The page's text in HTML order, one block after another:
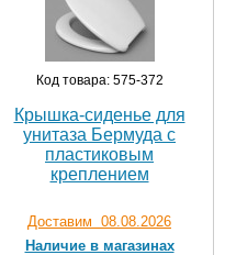
Код товара: 575-372
Крышка-сиденье для
унитаза Бермуда с
пластиковым
креплением
Доставим 08.08.2026
Наличие в магазинах